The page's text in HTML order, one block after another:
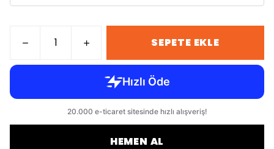
SEPETE EKLE
HEMEN AL